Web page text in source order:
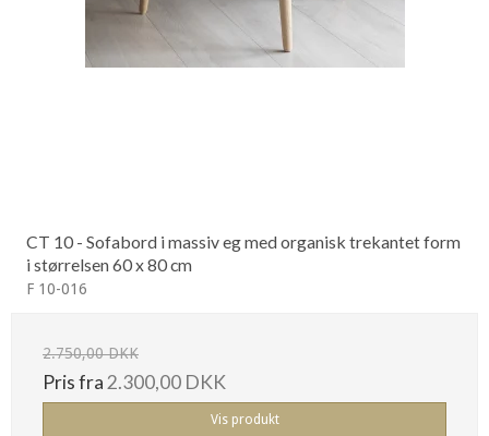
CT 10 - Sofabord i massiv eg med organisk trekantet form
i størrelsen 60 x 80 cm
F 10-016
2.750,00 DKK
Pris fra 2.300,00 DKK
Vis produkt